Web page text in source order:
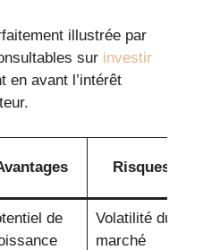
illustrée par
sur investir
en avant l’intérêt
Risques
de
Volatilité du
marché